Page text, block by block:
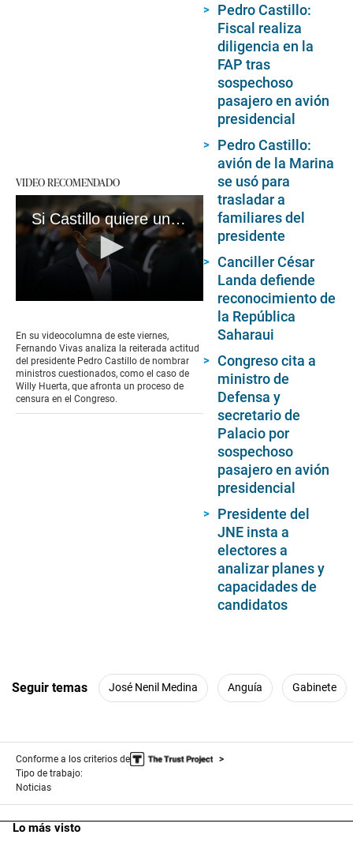
VIDEO RECOMENDADO
Si Castillo quiere un consenso por el Perú, que nombre buenos funcionarios, no más 'Willy Huertas'.
of
5
minutes,
49
seconds
En su videocolumna de este viernes,
Fernando Vivas analiza la reiterada actitud
del presidente Pedro Castillo de nombrar
ministros cuestionados, como el caso de
Willy Huerta, que afronta un proceso de
censura en el Congreso.
Pedro Castillo:
Fiscal realiza
diligencia en la
FAP tras
sospechoso
pasajero en avión
presidencial
Pedro Castillo:
avión de la Marina
se usó para
trasladar a
familiares del
presidente
Canciller César
Landa defiende
reconocimiento de
la República
Saharaui
Congreso cita a
ministro de
Defensa y
secretario de
Palacio por
sospechoso
pasajero en avión
presidencial
Presidente del
JNE insta a
electores a
analizar planes y
capacidades de
candidatos
Seguir temas José Nenil Medina Anguía Gabinete
Conforme a los criterios de
Tipo de trabajo:
Noticias
Lo más visto